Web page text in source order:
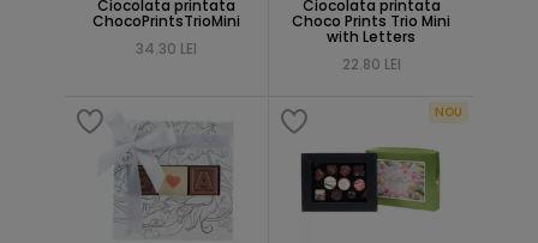
Ciocolata printata
ChocoPrintsTrioMini
34.30 LEI
Ciocolata printata
Choco Prints Trio Mini
with Letters
22.80 LEI
NOU